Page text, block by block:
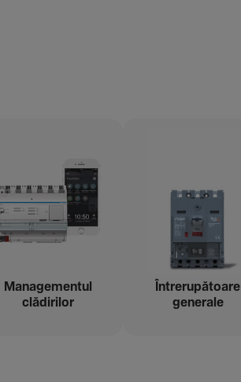
Managementul
clădi­rilor
Între­ru­pă­toare
gene­rale